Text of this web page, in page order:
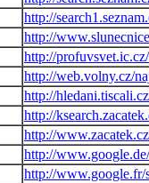
http://
http://
http://
http://web.volny.cz/
http://
http://
http://
http://
http://www.google.fr/